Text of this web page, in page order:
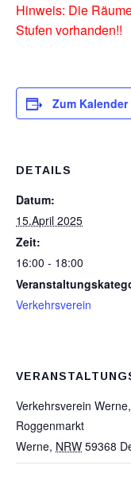
Hinweis: Die
Stufen vorhanden!!
Zum
DETAILS
Datum:
15.April 2025
Zeit:
16:00 - 18:00
Verkehrsverein
Verkehrsverein
Roggenmarkt
Werne, NRW 59368